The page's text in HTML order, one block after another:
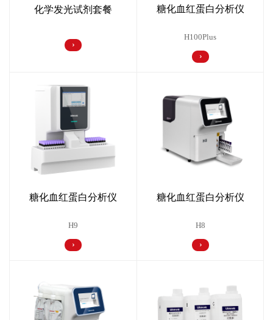
化学发光试剂套餐 糖化血红蛋白分析仪
H100Plus
糖化血红蛋白分析仪
H9
糖化血红蛋白分析仪
H8